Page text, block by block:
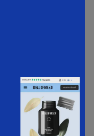
KASVOVEDET